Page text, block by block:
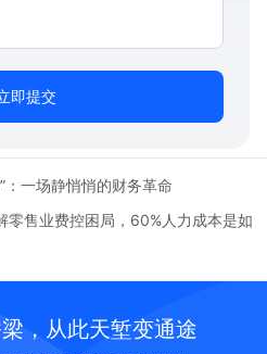
即提交
：一场静悄悄的财务革命
零售业费控困局，60%人力成本是如
，从此天堑变通途